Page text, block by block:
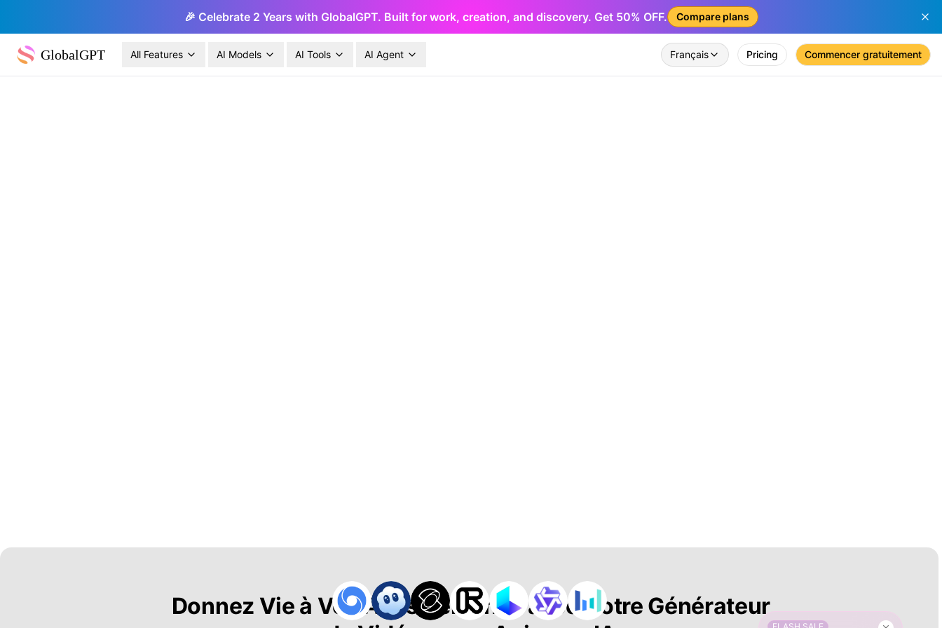
🎉 Celebrate 2 Years with GlobalGPT. Built for work, creation, and discovery. Get 50% OFF. Compare plans
GlobalGPT All Features AI Models AI Tools AI Agent Français Pricing Commencer gratuitement
Donnez Vie à Vos Amis Peluches avec Notre Générateur